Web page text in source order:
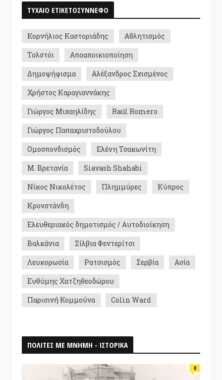
ΤΥΧΑΙΟ ΕΤΙΚΕΤΟΣΥΝΝΕΦΟ
Κορνήλιος Καστοριάδης
Αθλητισμός
Τολστόι
Αποαποικιοποίηση
Δημοψήφισμα
Αλέξανδρος Σχισμένος
Χρήστος Καραγιαννάκης
Γιώργος Μιχαηλίδης
Raúl Romero
Γιώργος Παπαχριστοδούλου
Ομοσπονδισμός
Ελένη Τσακωνίτη
Μ. Βρετανία
Siavash Shahabi
Νίκος Νικολέτος
Πλημμύρες
Κύπρος
Κρονστάνδη
Ελευθεριακός δημοτισμός / Αυτοδιοίκηση
Βαλκάνια
Σίλβια Φεντερίτσι
Λευκορωσία
Ρατσισμός Σερβία
Ασία
Ευθύμης Χατζηθεοδώρου
Παρισινή Κομμούνα
Colin Ward
ΠΟΛΙΤΕΣ ΜΕ ΜΝΗΜΗ - ΙΣΤΟΡΙΚΑ
0